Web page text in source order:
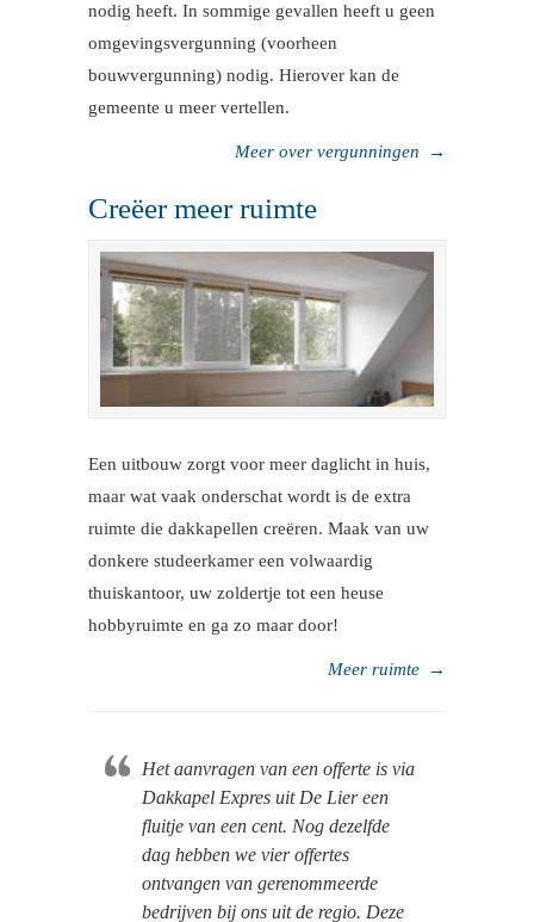
nodig heeft. In sommige gevallen heeft u geen
omgevingsvergunning (voorheen
bouwvergunning) nodig. Hierover kan de
gemeente u meer vertellen.
Meer over vergunningen →
Creëer meer ruimte
Een uitbouw zorgt voor meer daglicht in huis,
maar wat vaak onderschat wordt is de extra
ruimte die dakkapellen creëren. Maak van uw
donkere studeerkamer een volwaardig
thuiskantoor, uw zoldertje tot een heuse
hobbyruimte en ga zo maar door!
Meer ruimte →
Het aanvragen van een offerte is via
Dakkapel Expres uit De Lier een
fluitje van een cent. Nog dezelfde
dag hebben we vier offertes
ontvangen van gerenommeerde
bedrijven bij ons uit de regio. Deze